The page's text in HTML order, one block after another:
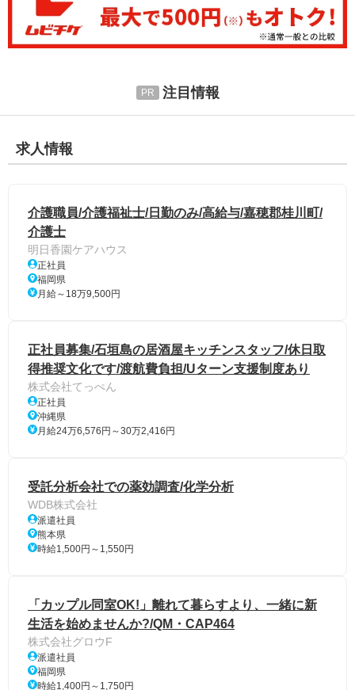
注目情報
求人情報
介護職員/介護福祉士/日勤のみ/高給与/嘉穂郡桂川町/
介護士
明日香園ケアハウス
正社員
福岡県
月給～18万9,500円
正社員募集/石垣島の居酒屋キッチンスタッフ/休日取
得推奨文化です/渡航費負担/Uターン支援制度あり
株式会社てっぺん
正社員
沖縄県
月給24万6,576円～30万2,416円
受託分析会社での薬効調査/化学分析
WDB株式会社
派遣社員
熊本県
時給1,500円～1,550円
「カップル同室OK!」離れて暮らすより、一緒に新
生活を始めませんか?/QM・CAP464
株式会社グロウF
派遣社員
福岡県
時給1,400円～1,750円